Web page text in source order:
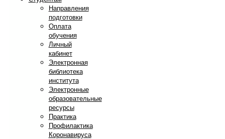
Направления
подготовки
Оплата
обучения
Личный
кабинет
Электронная
библиотека
института
Электронные
образовательные
ресурсы
Практика
Профилактика
Коронавируса